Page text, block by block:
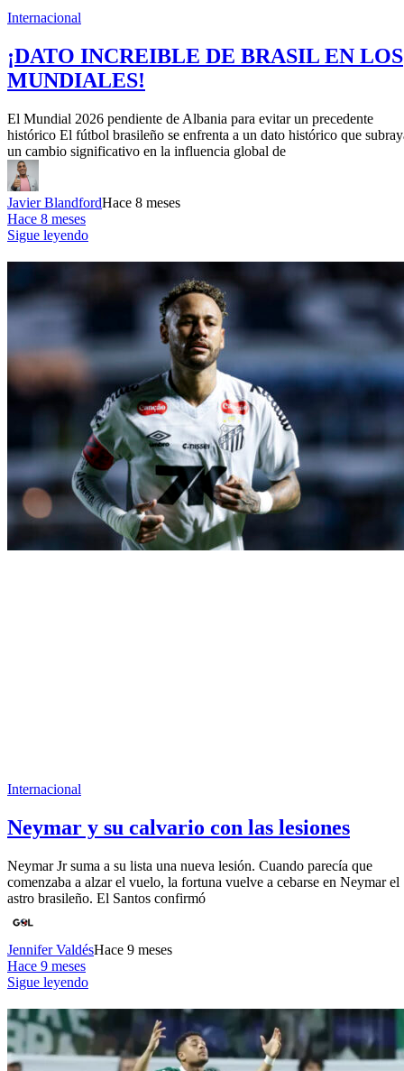
Internacional
¡DATO INCREIBLE DE BRASIL EN LOS
MUNDIALES!
El Mundial 2026 pendiente de Albania para evitar un precedente
histórico El fútbol brasileño se enfrenta a un dato histórico que
un cambio significativo en la influencia global de
Javier BlandfordHace 8 meses
Hace 8 meses
Sigue leyendo
Internacional
Neymar y su calvario con las lesiones
Neymar Jr suma a su lista una nueva lesión. Cuando parecía que
comenzaba a alzar el vuelo, la fortuna vuelve a cebarse en Neymar el
astro brasileño. El Santos confirmó
Jennifer ValdésHace 9 meses
Hace 9 meses
Sigue leyendo